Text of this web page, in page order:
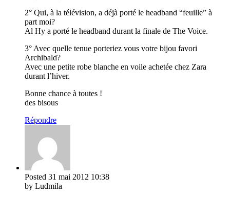
2° Qui, à la télévision, a déjà porté le headband “feuille” à
part moi?
Al Hy a porté le headband durant la finale de The Voice.
3° Avec quelle tenue porteriez vous votre bijou favori
Archibald?
Avec une petite robe blanche en voile achetée chez Zara
durant l’hiver.
Bonne chance à toutes !
des bisous
Répondre
Posted 31 mai 2012 10:38
by Ludmila